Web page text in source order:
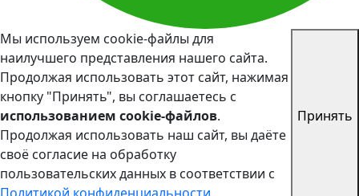
Мы используем cookie-файлы для
наилучшего представления нашего сайта.
Продолжая использовать этот сайт, нажимая
кнопку "Принять", вы соглашаетесь с
использованием cookie-файлов.
Продолжая использовать наш сайт, вы даёте
своё согласие на обработку
пользовательских данных в соответствии с
Принять